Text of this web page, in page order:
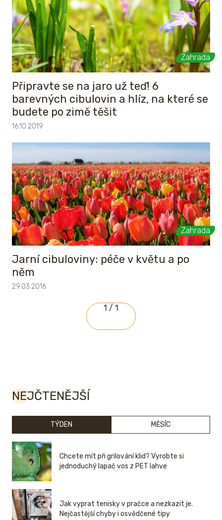
Zahrada
Připravte se na jaro už teď! 6
barevných cibulovin a hlíz, na které se
budete po zimě těšit
16.10.2019
Zahrada
Jarní cibuloviny: péče v květu a po
něm
29.03.2016
1 / 1
NEJČTENĚJŠÍ
TÝDEN MĚSÍC
Chcete mít při grilování klid? Vyrobte si
jednoduchý lapač vos z PET lahve
Jak vyprat tenisky v pračce a nezkazit je.
Nejčastější chyby i osvědčené tipy